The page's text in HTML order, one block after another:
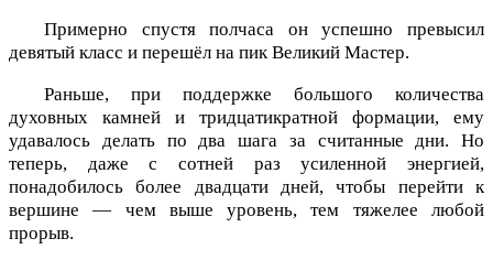
Примерно спустя полчаса он успешно превысил
девятый класс и перешёл на пик Великий Мастер.
Раньше, при поддержке большого количества
духовных камней и тридцатикратной формации, ему
удавалось делать по два шага за считанные дни. Но
теперь, даже с сотней раз усиленной энергией,
понадобилось более двадцати дней, чтобы перейти к
вершине — чем выше уровень, тем тяжелее любой
прорыв.